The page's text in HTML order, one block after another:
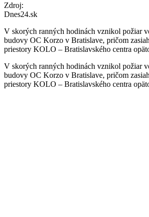
Zdroj:
Dnes24.sk
V skorých ranných hodinách vznikol požiar
budovy OC Korzo v Bratislave, pričom
priestory KOLO – Bratislavského centra
V skorých ranných hodinách vznikol požiar
budovy OC Korzo v Bratislave, pričom
priestory KOLO – Bratislavského centra